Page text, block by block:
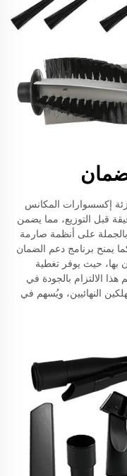
إكسسوارات المكانس
قبل التوزيع، مما يضمن
بالجملة على أنظمة صارمة
يمنح برنامج دعم الضمان
بها، حيث يوفر تغطية
الالتزام بالجودة في
النهائيين، ويُسهم في